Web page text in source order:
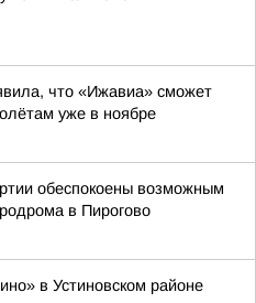
что «Ижавиа» сможет
уже в ноябре
обеспокоены возможным
в Пирогово
в Устиновском районе